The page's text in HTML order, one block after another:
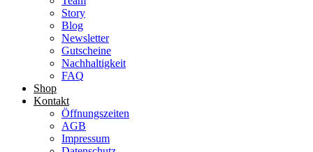
Story
Blog
Newsletter
Gutscheine
Nachhaltigkeit
FAQ
Shop
Kontakt
Öffnungszeiten
AGB
Impressum